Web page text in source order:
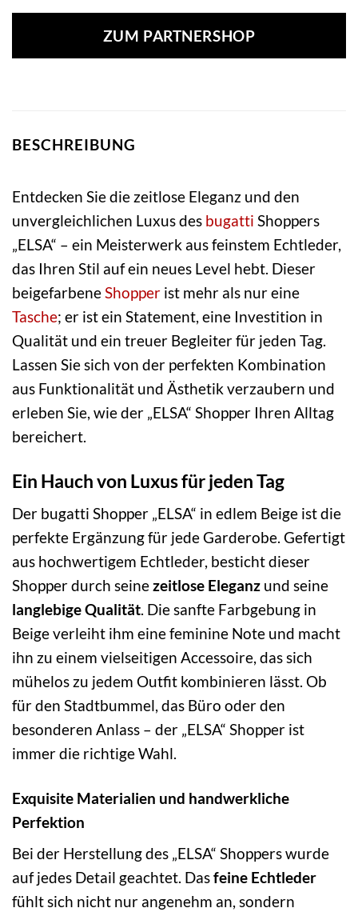
ZUM PARTNERSHOP
BESCHREIBUNG
Entdecken Sie die zeitlose Eleganz und den
unvergleichlichen Luxus des bugatti Shoppers
„ELSA“ – ein Meisterwerk aus feinstem Echtleder,
das Ihren Stil auf ein neues Level hebt. Dieser
beigefarbeneShopper ist mehr als nur eine
Tasche; er ist ein Statement, eine Investition in
Qualität und ein treuer Begleiter für jeden Tag.
Lassen Sie sich von der perfekten Kombination
aus Funktionalität und Ästhetik verzaubern und
erleben Sie, wie der „ELSA“ Shopper Ihren Alltag
bereichert.
Ein Hauch von Luxus für jeden Tag
Der bugatti Shopper „ELSA“ in edlem Beige ist die
perfekte Ergänzung für jede Garderobe. Gefertigt
aus hochwertigem Echtleder, besticht dieser
Shopper durch seinezeitlose Eleganz und seine
langlebige Qualität. Die sanfte Farbgebung in
Beige verleiht ihm eine feminine Note und macht
ihn zu einem vielseitigen Accessoire, das sich
mühelos zu jedem Outfit kombinieren lässt. Ob
für den Stadtbummel, das Büro oder den
besonderen Anlass – der „ELSA“ Shopper ist
immer die richtige Wahl.
Exquisite Materialien und handwerkliche
Perfektion
Bei der Herstellung des „ELSA“ Shoppers wurde
auf jedes Detail geachtet. Dasfeine Echtleder
fühlt sich nicht nur angenehm an, sondern